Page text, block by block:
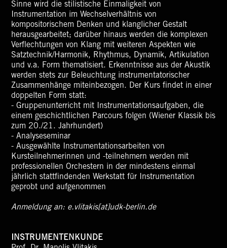
Sinne wird die stilistische Einmaligkeit von
Instrumentation im Wechselverhältnis von
kompositorischem Denken und klanglicher Gestalt
herausgearbeitet; darüber hinaus werden die komplexen
Verflechtungen von Klang mit weiteren Aspekten wie
Satztechnik/Harmonik, Rhythmus, Dynamik, Artikulation
und v.a. Form thematisiert. Erkenntnisse aus der Akustik
werden stets zur Beleuchtung instrumentatorischer
Zusammenhänge miteinbezogen. Der Kurs findet in einer
doppelten Form statt:
- Gruppenunterricht mit Instrumentationsaufgaben, die
einem geschichtlichen Parcours folgen (Wiener Klassik bis
zum 20./21. Jahrhundert)
- Analyseseminar
- Ausgewählte Instrumentationsarbeiten von
Kursteilnehmerinnen und -teilnehmern werden mit
professionellen Orchestern in der mindestens einmal
jährlich stattfindenden Werkstatt für Instrumentation
geprobt und aufgenommen
Anmeldung an: e.vlitakis[at]udk-berlin.de
INSTRUMENTENKUNDE